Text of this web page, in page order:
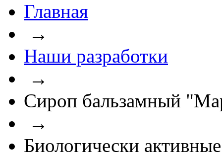
Главная
→
Наши разработки
→
Сироп бальзамный
→
Биологически